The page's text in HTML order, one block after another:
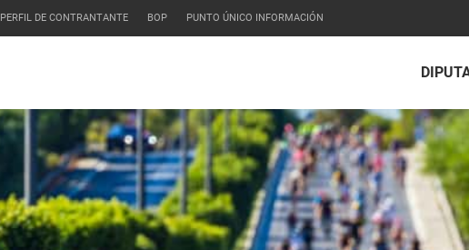
PERFIL DE CONTRANTANTE BOP PUNTO ÚNICO INFORMACIÓN